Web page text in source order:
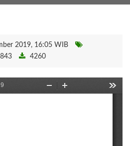
2019, 16:05 WIB
4260